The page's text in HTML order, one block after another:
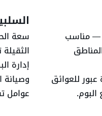
مناسب
للعوائق
سعة
إدارة
وصيانة
عوامل